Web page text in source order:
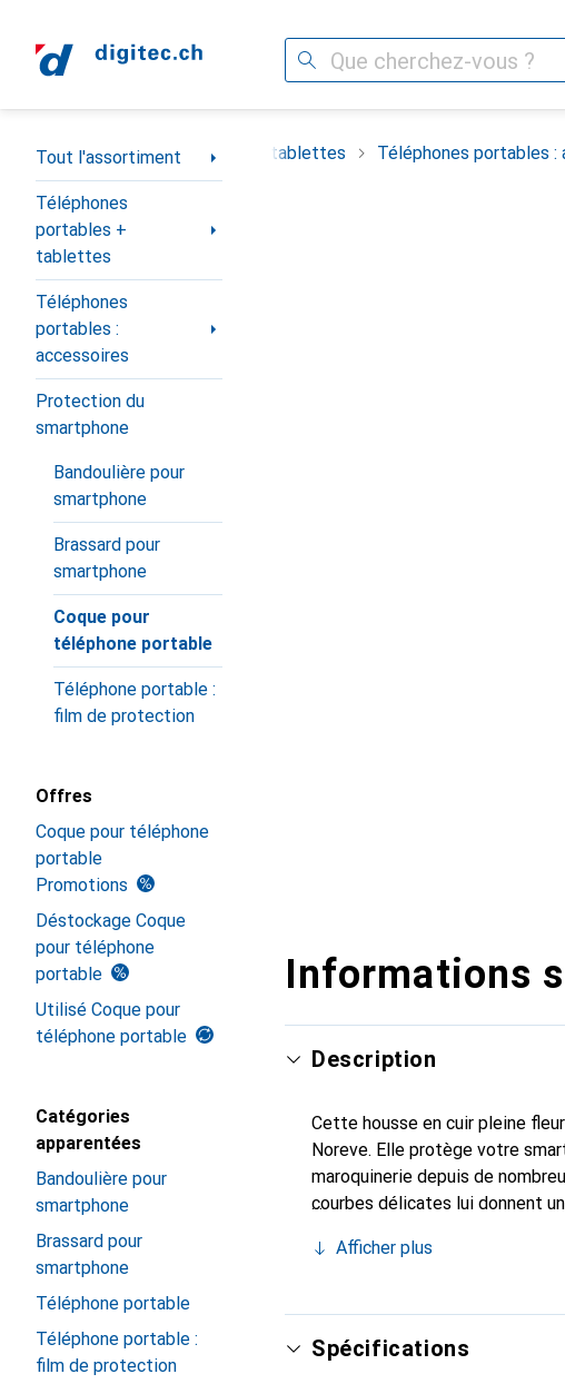
Recherche
Navigation par catégorie
Tout l'assortiment
Téléphones
portables +
tablettes
Téléphones
portables :
accessoires
Protection du
smartphone
Bandoulière pour
smartphone
Brassard pour
smartphone
Coque pour
téléphone portable
Téléphone portable :
film de protection
Offres
Coque pour téléphone
portable
Promotions
Déstockage Coque
pour téléphone
portable
Utilisé Coque pour
téléphone portable
Catégories
apparentées
Bandoulière pour
smartphone
Brassard pour
smartphone
Téléphone portable
Téléphone portable :
film de protection
Téléphones portables + tablettes Téléphones portables :
Informations
Description
Cette housse en cuir pleine
Noreve. Elle protège votre
maroquinerie depuis de
courbes délicates lui donnent
est un choix sûr pour une
Afficher plus
Spécifications